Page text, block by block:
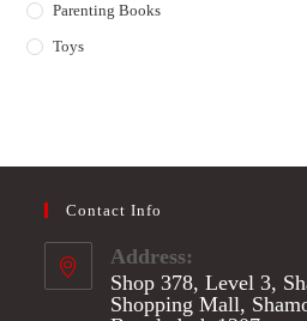
Parenting Books
Toys
Contact Info
Address:
Shop 378, Level 3,
Shopping Mall,